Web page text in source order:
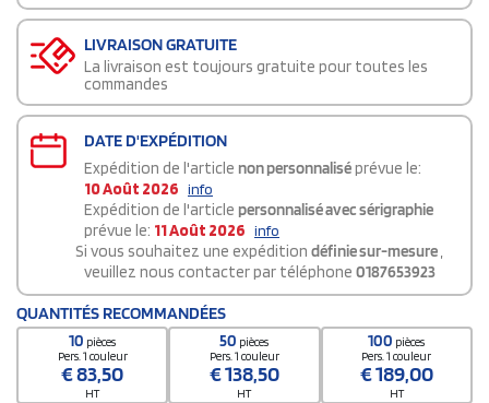
LIVRAISON GRATUITE
La livraison est toujours gratuite pour toutes les
commandes
DATE D'EXPÉDITION
Expédition de l'article non personnaliséprévue le:
10 Août 2026 info
Expédition de l'article personnalisé avec sérigraphie
prévue le: 11 Août 2026 info
Si vous souhaitez une expédition définie sur-mesure,
veuillez nous contacter par téléphone 0187653923
QUANTITÉS RECOMMANDÉES
10 pièces
Pers. 1 couleur
€83,50
HT
50 pièces
Pers. 1 couleur
€138,50
HT
100 pièces
Pers. 1 couleur
€189,00
HT